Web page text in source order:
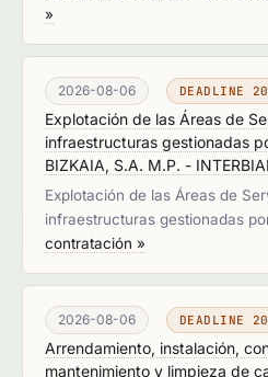
»
2026-08-06 DEADLINE
Explotación de las Áreas de
infraestructuras gestionadas
BIZKAIA, S.A. M.P. -
Explotación de las Áreas de
infraestructuras gestionadas
contratación »
2026-08-06 DEADLINE
Arrendamiento, instalación,
mantenimiento y limpieza de